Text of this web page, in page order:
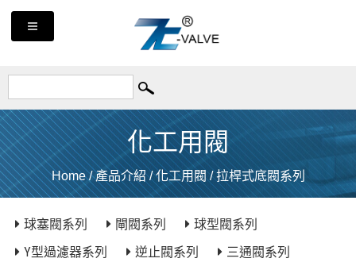
化工用閥
Home/產品介紹/化工用閥/拉桿式底閥系列
球塞閥系列 閘閥系列
球型閥系列
Y型過濾器系列
逆止閥系列
三通閥系列